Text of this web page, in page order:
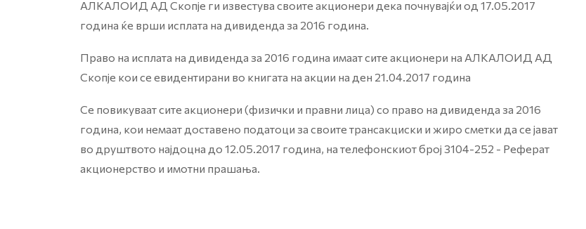
АЛКАЛОИД АД Скопје ги известува своите акционери дека почнувајќи од 17.05.2017
година ќе врши исплата на дивиденда за 2016 година.
Право на исплата на дивиденда за 2016 година имаат сите акционери на АЛКАЛОИД АД
Скопје кои се евидентирани во книгата на акции на ден 21.04.2017 година
Се повикуваат сите акционери (физички и правни лица) со право на дивиденда за 2016
година, кои немаат доставено податоци за своите трансакциски и жиро сметки да се јават
во друштвото најдоцна до 12.05.2017 година, на телефонскиот број 3104-252 - Реферат
акционерство и имотни прашања.